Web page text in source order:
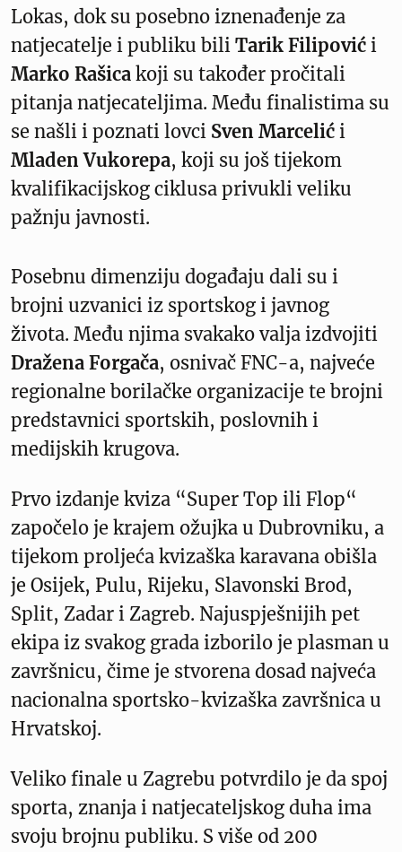
Lokas, dok su posebno iznenađenje za
natjecatelje i publiku bili Tarik Filipović i
Marko Rašica koji su također pročitali
pitanja natjecateljima. Među finalistima su
se našli i poznati lovci Sven Marcelić i
Mladen Vukorepa, koji su još tijekom
kvalifikacijskog ciklusa privukli veliku
pažnju javnosti.
Posebnu dimenziju događaju dali su i
brojni uzvanici iz sportskog i javnog
života. Među njima svakako valja izdvojiti
Dražena Forgača, osnivač FNC-a, najveće
regionalne borilačke organizacije te brojni
predstavnici sportskih, poslovnih i
medijskih krugova.
Prvo izdanje kviza “Super Top ili Flop“
započelo je krajem ožujka u Dubrovniku, a
tijekom proljeća kvizaška karavana obišla
je Osijek, Pulu, Rijeku, Slavonski Brod,
Split, Zadar i Zagreb. Najuspješnijih pet
ekipa iz svakog grada izborilo je plasman u
završnicu, čime je stvorena dosad najveća
nacionalna sportsko-kvizaška završnica u
Hrvatskoj.
Veliko finale u Zagrebu potvrdilo je da spoj
sporta, znanja i natjecateljskog duha ima
svoju brojnu publiku. S više od 200